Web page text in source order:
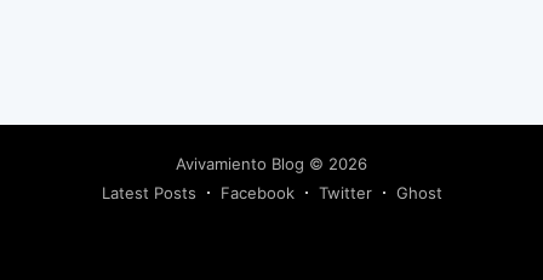
Avivamiento Blog © 2026
Latest Posts
Facebook Twitter Ghost